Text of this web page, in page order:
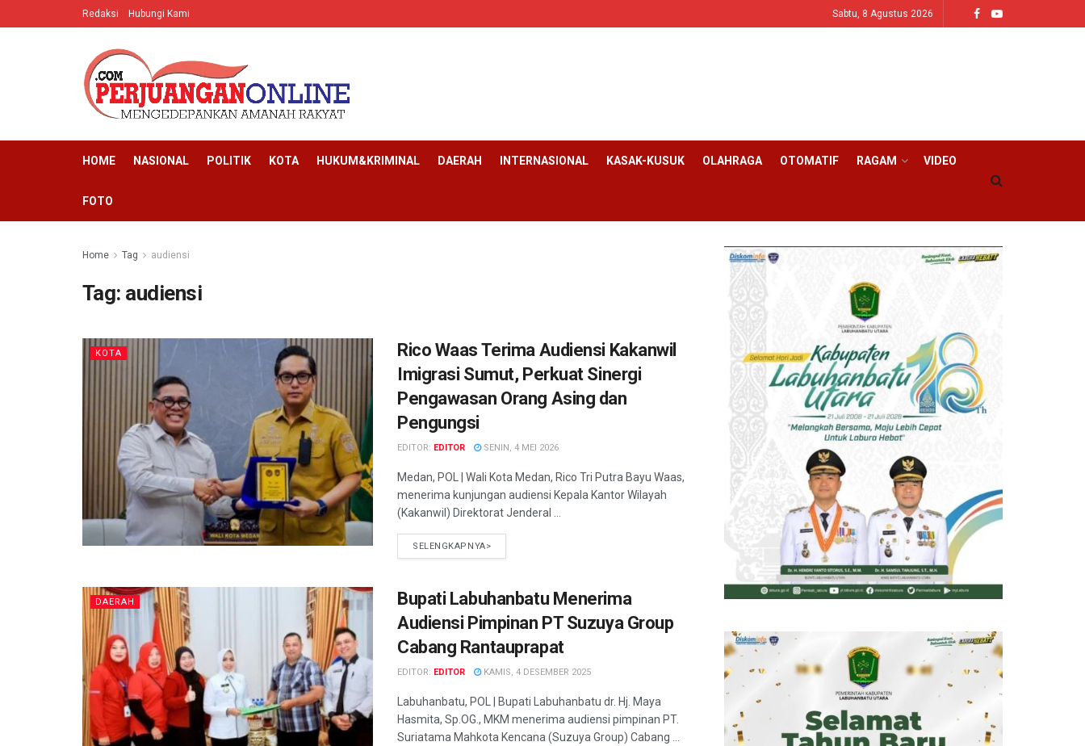
Redaksi Hubungi Kami Sabtu, 8 Agustus 2026
HOME NASIONAL POLITIK KOTA HUKUM&KRIMINAL DAERAH INTERNASIONAL KASAK-KUSUK OLAHRAGA OTOMATIF RAGAM VIDEO
FOTO
Home Tag audiensi
Tag: audiensi
KOTA
Rico Waas Terima Audiensi Kakanwil
Imigrasi Sumut, Perkuat Sinergi
Pengawasan Orang Asing dan
Pengungsi
EDITOR: EDITOR SENIN, 4 MEI 2026
Medan, POL | Wali Kota Medan, Rico Tri Putra Bayu Waas,
menerima kunjungan audiensi Kepala Kantor Wilayah
(Kakanwil) Direktorat Jenderal ...
SELENGKAPNYA>
DAERAH
Bupati Labuhanbatu Menerima
Audiensi Pimpinan PT Suzuya Group
Cabang Rantauprapat
EDITOR: EDITOR KAMIS, 4 DESEMBER 2025
Labuhanbatu, POL | Bupati Labuhanbatu dr. Hj. Maya
Hasmita, Sp.OG., MKM menerima audiensi pimpinan PT.
Suriatama Mahkota Kencana (Suzuya Group) Cabang ...